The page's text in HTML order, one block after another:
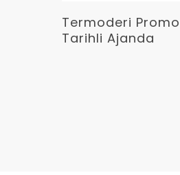
Devamını
Termoderi
Tarihli Ajanda